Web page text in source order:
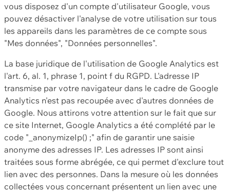
vous disposez d'un compte d'utilisateur Google, vous
pouvez désactiver l'analyse de votre utilisation sur tous
les appareils dans les paramètres de ce compte sous
"Mes données", "Données personnelles".
La base juridique de l'utilisation de Google Analytics est
l'art. 6, al. 1, phrase 1, point f du RGPD. L'adresse IP
transmise par votre navigateur dans le cadre de Google
Analytics n'est pas recoupée avec d'autres données de
Google. Nous attirons votre attention sur le fait que sur
ce site Internet, Google Analytics a été complété par le
code "_anonymizeIp() ;" afin de garantir une saisie
anonyme des adresses IP. Les adresses IP sont ainsi
traitées sous forme abrégée, ce qui permet d'exclure tout
lien avec des personnes. Dans la mesure où les données
collectées vous concernant présentent un lien avec une